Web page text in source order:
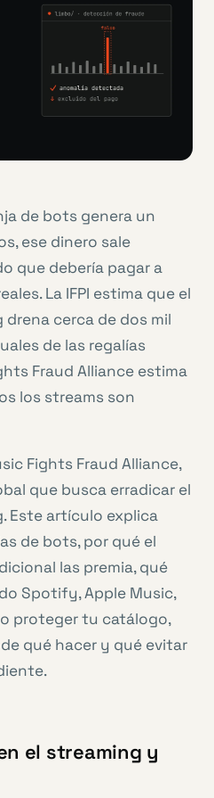
de bots genera un
ese dinero sale
que debería pagar a
La IFPI estima que el
cerca de dos mil
de las regalías
Fraud Alliance estima
los streams son
Fights Fraud Alliance,
que busca erradicar el
Este artículo explica
de bots, por qué el
las premia, qué
Spotify, Apple Music,
proteger tu catálogo,
qué hacer y qué evitar
el streaming y